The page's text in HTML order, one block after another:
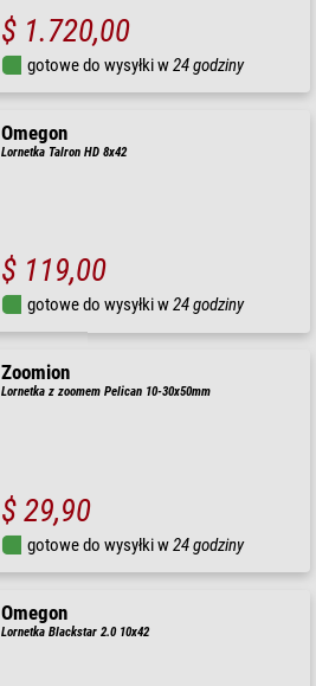
$ 1.720,00
gotowe do wysyłki w24 godziny
Omegon
Lornetka Talron HD 8x42
$ 119,00
gotowe do wysyłki w24 godziny
Zoomion
Lornetka z zoomem Pelican 10-30x50mm
$ 29,90
gotowe do wysyłki w24 godziny
Omegon
Lornetka Blackstar 2.0 10x42